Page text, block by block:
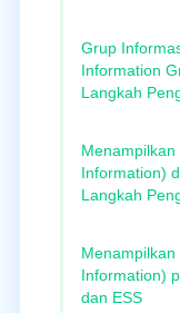
Grup
Information
Langkah
Information)
Langkah
Information)
dan ESS